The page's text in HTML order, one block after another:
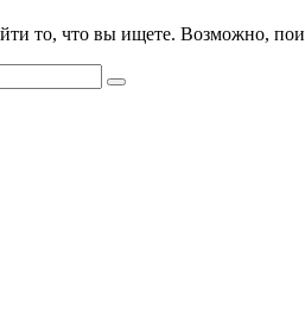
то, что вы ищете. Возможно,